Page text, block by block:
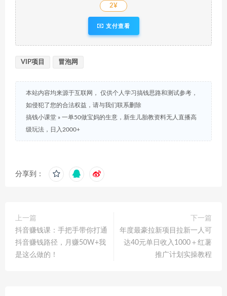
2¥
支付查看
VIP项目 冒泡网
本站内容均来源于互联网， 仅供个人学习搞钱思路和测试参考，
如侵犯了您的合法权益，请与我们联系删除
搞钱小课堂 » 一单50做宝妈的生意，新生儿胎教资料无人直播高
级玩法，日入2000+
分享到：
上一篇
抖音赚钱课：手把手带你打通
抖音赚钱路径，月赚50W+我
是这么做的！
下一篇
年度最豪拉新项目拉新一人可
达40元单日收入1000＋红薯
推广计划实操教程